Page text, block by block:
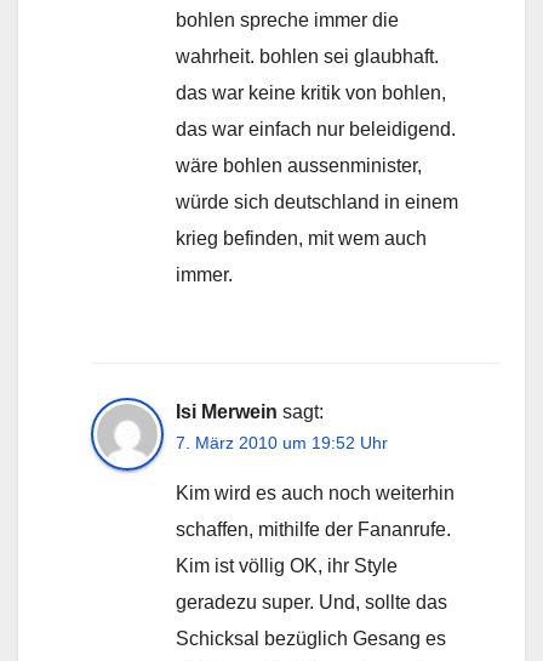
bohlen spreche immer die
wahrheit. bohlen sei glaubhaft.
das war keine kritik von bohlen,
das war einfach nur beleidigend.
wäre bohlen aussenminister,
würde sich deutschland in einem
krieg befinden, mit wem auch
immer.
Isi Merwein sagt:
7. März 2010 um 19:52 Uhr
Kim wird es auch noch weiterhin
schaffen, mithilfe der Fananrufe.
Kim ist völlig OK, ihr Style
geradezu super. Und, sollte das
Schicksal bezüglich Gesang es